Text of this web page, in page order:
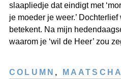
slaapliedje dat eindigt met
je moeder je weer.’
betekent. Na mijn
waarom je ‘wil de Heer’ zou
COLUMN ,